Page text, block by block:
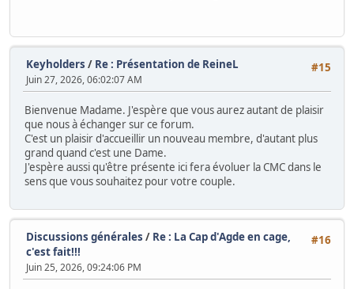
#15
Keyholders / Re : Présentation de ReineL
Juin 27, 2026, 06:02:07 AM
Bienvenue Madame. J'espère que vous aurez autant de plaisir
que nous à échanger sur ce forum.
C'est un plaisir d'accueillir un nouveau membre, d'autant plus
grand quand c'est une Dame.
J'espère aussi qu'être présente ici fera évoluer la CMC dans le
sens que vous souhaitez pour votre couple.
#16
Discussions générales / Re : La Cap d'Agde en cage,
c'est fait!!!
Juin 25, 2026, 09:24:06 PM